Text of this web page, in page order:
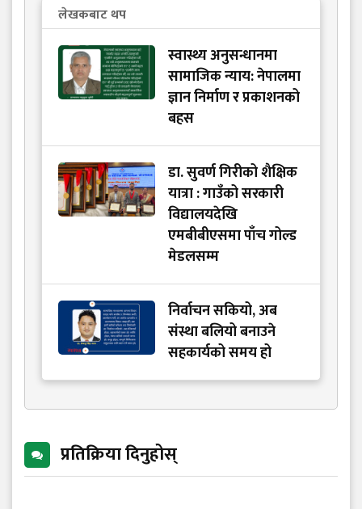
लेखकबाट थप
स्वास्थ्य अनुसन्धानमा
सामाजिक न्याय: नेपालमा
ज्ञान निर्माण र प्रकाशनको
बहस
डा. सुवर्ण गिरीको शैक्षिक
यात्रा : गाउँको सरकारी
विद्यालयदेखि
एमबीबीएसमा पाँच गोल्ड
मेडलसम्म
निर्वाचन सकियो, अब
संस्था बलियो बनाउने
सहकार्यको समय हो
प्रतिक्रिया दिनुहोस्